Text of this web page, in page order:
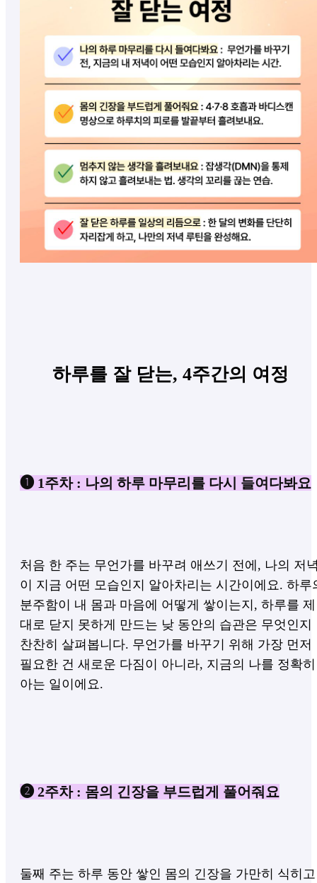
하루를 잘 닫는, 4주간의 여정
❶ 1주차 : 나의 하루 마무리를 다시 들여다봐요
처음 한 주는 무언가를 바꾸려 애쓰기 전에, 나의 저
이 지금 어떤 모습인지 알아차리는 시간이에요. 하루
분주함이 내 몸과 마음에 어떻게 쌓이는지, 하루를 제
대로 닫지 못하게 만드는 낮 동안의 습관은 무엇인지
찬찬히 살펴봅니다. 무언가를 바꾸기 위해 가장 먼저
필요한 건 새로운 다짐이 아니라, 지금의 나를 정확히
아는 일이에요.
❷ 2주차 : 몸의 긴장을 부드럽게 풀어줘요
둘째 주는 하루 동안 쌓인 몸의 긴장을 가만히 식히고